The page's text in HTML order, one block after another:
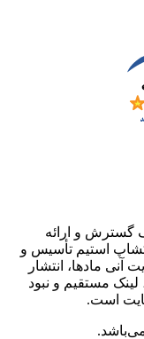
در بهمن سال 1401 با هدف گسترش و ارائه
استیم تأسیس و
آنی مادها، انتشار
لینک مستقیم و نبود
است.